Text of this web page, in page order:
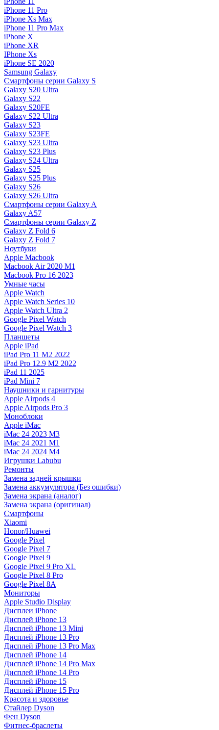
iPhone 11 Pro
iPhone Xs Max
iPhone 11 Pro Max
iPhone X
iPhone XR
IPhone Xs
iPhone SE 2020
Samsung Galaxy
Смартфоны серии Galaxy S
Galaxy S20 Ultra
Galaxy S22
Galaxy S20FE
Galaxy S22 Ultra
Galaxy S23
Galaxy S23FE
Galaxy S23 Ultra
Galaxy S23 Plus
Galaxy S24 Ultra
Galaxy S25
Galaxy S25 Plus
Galaxy S26
Galaxy S26 Ultra
Смартфоны серии Galaxy A
Galaxy A57
Смартфоны серии Galaxy Z
Galaxy Z Fold 6
Galaxy Z Fold 7
Ноутбуки
Apple Macbook
Macbook Air 2020 M1
Macbook Pro 16 2023
Умные часы
Apple Watch
Apple Watch Series 10
Apple Watch Ultra 2
Google Pixel Watch
Google Pixel Watch 3
Планшеты
Apple iPad
iPad Pro 11 M2 2022
iPad Pro 12.9 M2 2022
iPad 11 2025
iPad Mini 7
Наушники и гарнитуры
Apple Airpods 4
Apple Airpods Pro 3
Моноблоки
Apple iMac
iMac 24 2023 M3
iMac 24 2021 M1
iMac 24 2024 M4
Игрушки Labubu
Ремонты
Замена задней крышки
Замена аккумулятора (Без ошибки)
Замена экрана (аналог)
Замена экрана (оригинал)
Смартфоны
Xiaomi
Honor/Huawei
Google Pixel
Google Pixel 7
Google Pixel 9
Google Pixel 9 Pro XL
Google Pixel 8 Pro
Google Pixel 8A
Мониторы
Apple Studio Display
Дисплеи iPhone
Дисплей iPhone 13
Дисплей iPhone 13 Mini
Дисплей iPhone 13 Pro
Дисплей iPhone 13 Pro Max
Дисплей iPhone 14
Дисплей iPhone 14 Pro Max
Дисплей iPhone 14 Pro
Дисплей iPhone 15
Дисплей iPhone 15 Pro
Красота и здоровье
Стайлер Dyson
Фен Dyson
Фитнес-браслеты